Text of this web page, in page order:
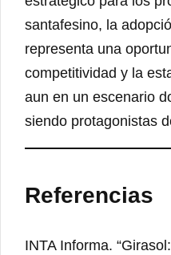
santafesino, la
representa una
competitividad y la
aun en un escenario
siendo protagonistas
Referencias
INTA Informa.